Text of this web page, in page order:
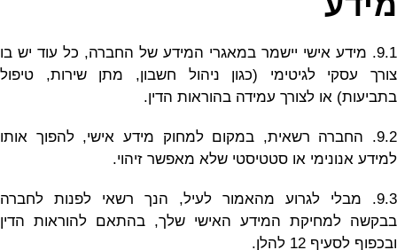
9.1. מידע אישי יישמר במאגרי המידע של החברה, כל עוד יש בו
צורך עסקי לגיטימי (כגון ניהול חשבון, מתן שירות, טיפול
בתביעות) או לצורך עמידה בהוראות הדין.
9.2. החברה רשאית, במקום למחוק מידע אישי, להפוך אותו
למידע אנונימי או סטטיסטי שלא מאפשר זיהוי.
9.3. מבלי לגרוע מהאמור לעיל, הנך רשאי לפנות לחברה
בבקשה למחיקת המידע האישי שלך, בהתאם להוראות הדין
ובכפוף לסעיף 12 להלן.